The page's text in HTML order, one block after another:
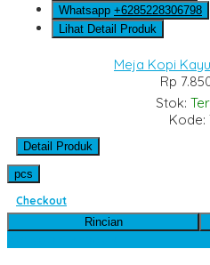
Whatsapp +6285228306798
Lihat Detail Produk
Meja Kopi
Rp
Stok:
Kode:
Detail Produk
pcs
Checkout
Rincian